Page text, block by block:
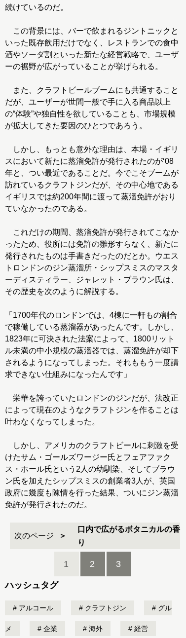
続けているのだ。
この背景には、バーで飲まれるジントニックと
いった既存飲用だけでなく、レストランでの食中
酒やソーダ割といった新たな経営戦略で、ユーザ
ーの裾野が広がっていることが挙げられる。
また、クラフトビールブームにも共通すること
だが、ユーザーが世間一般で手に入る商品以上
の“体験”や独自性を欲していることも、市場規模
が拡大してきた要因のひとつであろう。
しかし、もっとも意外な理由は、本場・イギリ
スにおいて新たに蒸溜免許が発行されたのが‘08
年と、つい最近であることだ。今でこそブームが
訪れているクラフトジンだが、その中心地である
イギリスでは約200年間に渡って蒸溜免許がおり
ていなかったのである。
これだけの期間、蒸溜免許が発行されてこなか
ったため、役所には免許の雛形すらなく、新たに
発行されたものは手書きだったのだとか。ウエス
トロンドンのジン蒸溜所・シップスミスのマスタ
ーディスティラー、ジャレット・ブラウン氏は、
その歴史を次のように解説する。
「1700年代のロンドンでは、4棟に一軒もの割合
で稼働している蒸溜器があったんです。しかし、
1823年に可決された法案によって、1800リット
ル未満の中小規模の蒸溜器では、蒸溜免許が却下
されるようになってしまった。それももう一度請
求できない仕組みになったんです」
栄華を誇っていたロンドンのジンだが、法改正
によって現在のようなクラフトジンを作ることは
叶わなくなってしまった。
しかし、アメリカのクラフトビールに刺激を受
けたサム・ゴールズワージー氏とフェアファク
ス・ホール氏という2人の幼馴染、そしてブラウ
ン氏を加えたシップスミスの創業者3人が、英国
政府に幾度も陳情を行った結果、ついにジン蒸溜
免許が発行されたのだ。
次のページ
口内で広がるボタニカルの香
り
1 2 3
ハッシュタグ
アルコール クラフトジン グル
メ 企業 海外 経営